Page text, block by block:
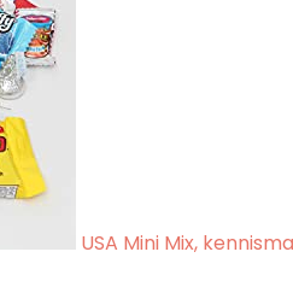
USA Mini Mix,